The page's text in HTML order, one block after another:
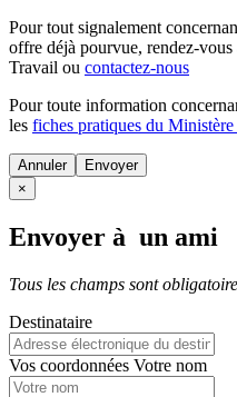
Pour tout signalement
offre déjà pourvue, rendez-
Travail ou contactez-nous
Pour toute information
les fiches pratiques du
Annuler
×
Envoyer à un ami
Tous les champs sont
Destinataire
Vos coordonnées Votre nom